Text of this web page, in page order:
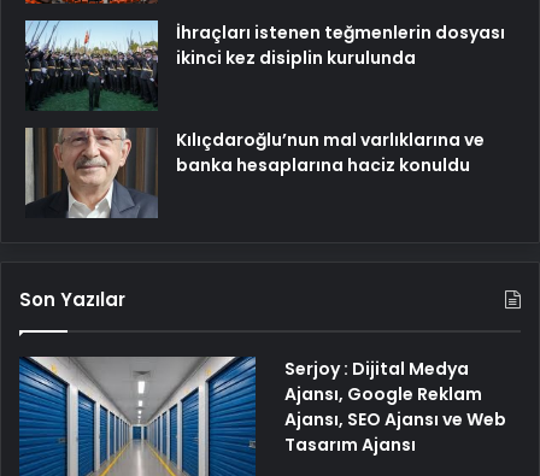
İhraçları istenen teğmenlerin dosyası
ikinci kez disiplin kurulunda
Kılıçdaroğlu’nun mal varlıklarına ve
banka hesaplarına haciz konuldu
Son Yazılar
Serjoy : Dijital Medya
Ajansı, Google Reklam
Ajansı, SEO Ajansı ve Web
Tasarım Ajansı